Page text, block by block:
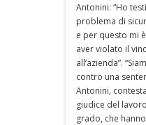
Antonini: “Ho
problema di
e per questo mi
aver violato il
all’azienda”.
contro una
Antonini,
giudice del
grado, che